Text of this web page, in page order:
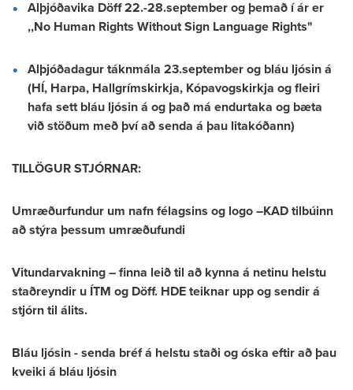
Alþjóðavika Döff 22.-28.september og þemað í ár er
,,No Human Rights Without Sign Language Rights"
Alþjóðadagur táknmála 23.september og bláu ljósin á
(HÍ, Harpa, Hallgrímskirkja, Kópavogskirkja og fleiri
hafa sett bláu ljósin á og það má endurtaka og bæta
við stöðum með því að senda á þau litakóðann)
TILLÖGUR STJÓRNAR:
Umræðurfundur um nafn félagsins og logo –KAD tilbúinn
að stýra þessum umræðufundi
Vitundarvakning – finna leið til að kynna á netinu helstu
staðreyndir u ÍTM og Döff. HDE teiknar upp og sendir á
stjórn til álits.
Bláu ljósin - senda bréf á helstu staði og óska eftir að þau
kveiki á bláu ljósin